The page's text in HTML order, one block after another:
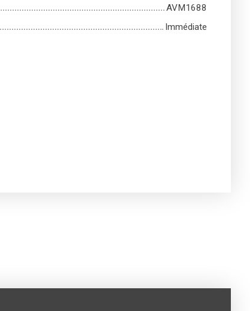
AVM1688
Immédiate